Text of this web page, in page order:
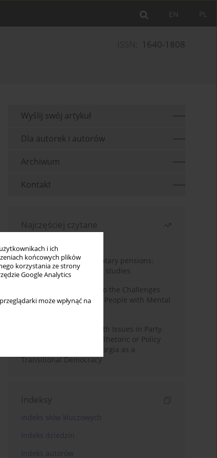
i ich
końcowych plików
korzystania ze strony
Google Analytics
może wpłynąć na
PL
EN
1640-1808
Wyślij swój artykuł
Dla autorek i autorów
Archiwum
Kontakt
Najczęściej czytane
Auto-enrolment in voluntary pensions:
Comparative OECD case studies
Bibliometric Insights into the Challenges
and Needs of Homeless People with Mental
The Politicisation of Youth Issues in Party
Programmes: Symbolic Rhetoric or Policy
Priority? The Case of Georgia as a
Transitional Democracy
Indeksy
Indeks słów kluczowych
Indeks dziedzin
Indeks autorów